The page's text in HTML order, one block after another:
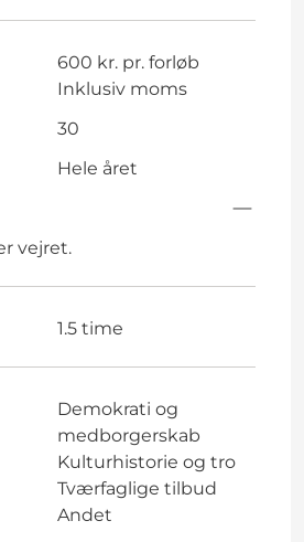
600 kr. pr. forløb
Inklusiv moms
30
Hele året
vejret.
1.5 time
Demokrati og
medborgerskab
Kulturhistorie og tro
Tværfaglige tilbud
Andet